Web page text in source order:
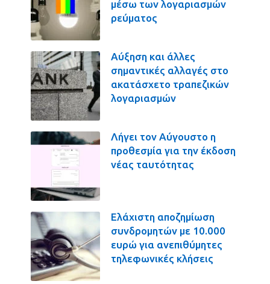
μέσω των λογαριασμών
ρεύματος
Αύξηση και άλλες
σημαντικές αλλαγές στο
ακατάσχετο τραπεζικών
λογαριασμών
Λήγει τον Αύγουστο η
προθεσμία για την έκδοση
νέας ταυτότητας
Ελάχιστη αποζημίωση
συνδρομητών με 10.000
ευρώ για ανεπιθύμητες
τηλεφωνικές κλήσεις